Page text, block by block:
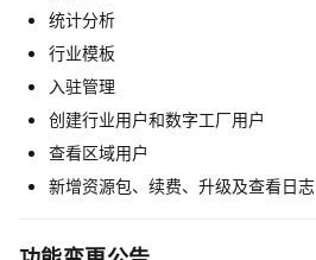
统计分析
行业模板
入驻管理
创建行业用户和数字工厂用户
查看区域用户
新增资源包、续费、升级及查看日志